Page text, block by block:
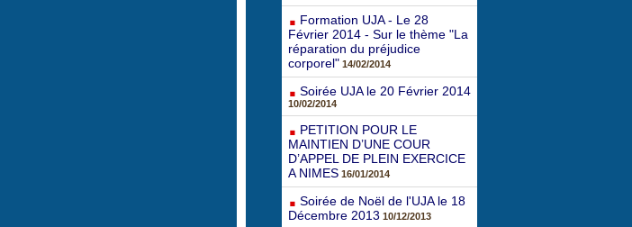
Formation UJA - Le 28
Février 2014 - Sur le thème "La
réparation du préjudice
corporel" 14/02/2014
Soirée UJA le 20 Février 2014
10/02/2014
PETITION POUR LE
MAINTIEN D’UNE COUR
D’APPEL DE PLEIN EXERCICE
A NIMES 16/01/2014
Soirée de Noël de l'UJA le 18
Décembre 2013 10/12/2013